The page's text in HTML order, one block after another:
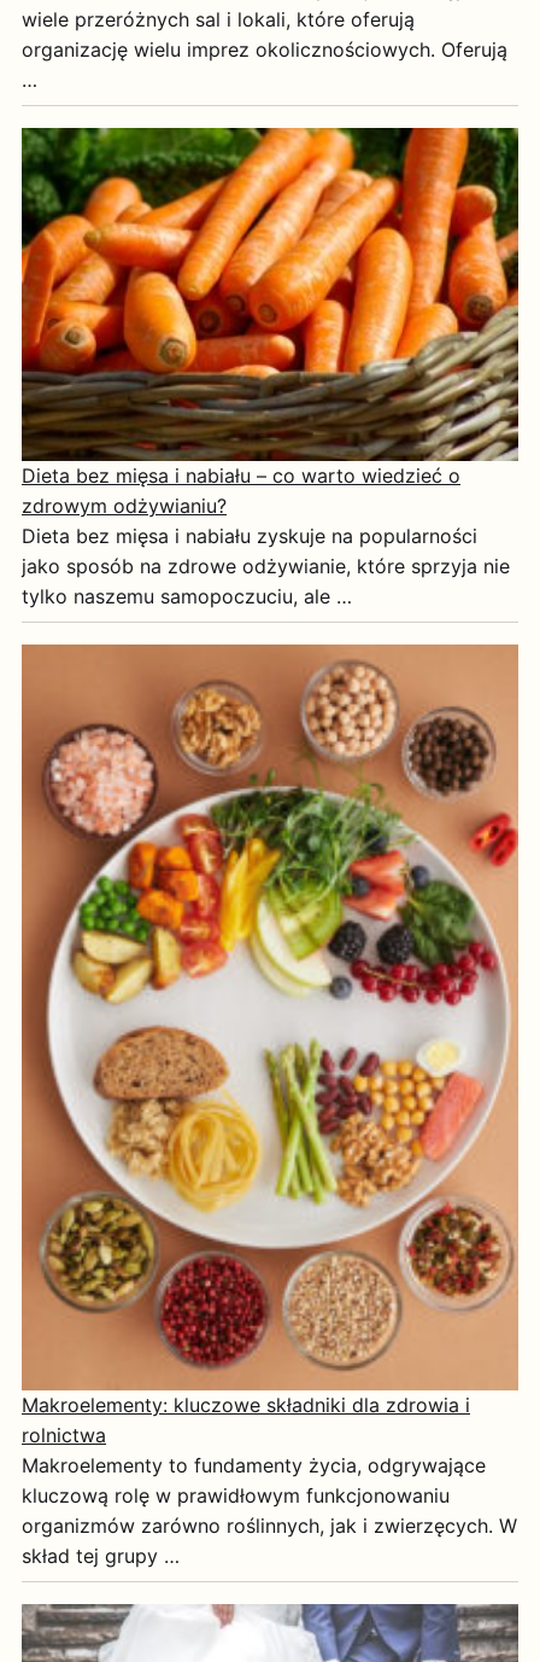
wiele przeróżnych sal i lokali, które oferują
organizację wielu imprez okolicznościowych. Oferują
…
Dieta bez mięsa i nabiału – co warto wiedzieć o
zdrowym odżywianiu?
Dieta bez mięsa i nabiału zyskuje na popularności
jako sposób na zdrowe odżywianie, które sprzyja nie
tylko naszemu samopoczuciu, ale …
Makroelementy: kluczowe składniki dla zdrowia i
rolnictwa
Makroelementy to fundamenty życia, odgrywające
kluczową rolę w prawidłowym funkcjonowaniu
organizmów zarówno roślinnych, jak i zwierzęcych. W
skład tej grupy …